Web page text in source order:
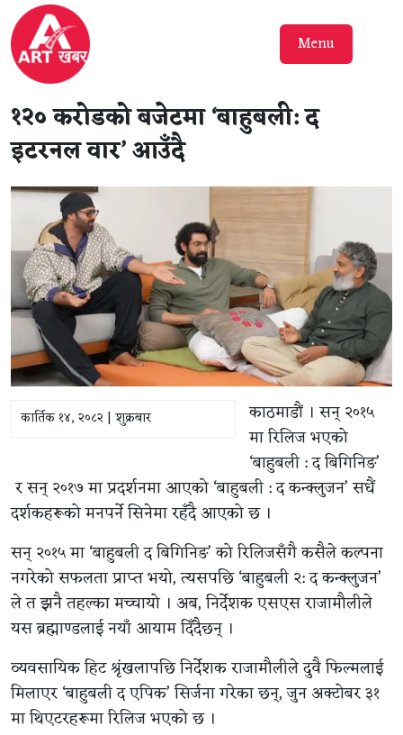
Menu
१२० करोडको बजेटमा ‘बाहुबली: द
इटरनल वार’ आउँदै
कार्तिक १४, २०८२ | शुक्रबार
काठमाडौं । सन् २०१५
मा रिलिज भएको
‘बाहुबली : द बिगिनिङ’
र सन् २०१७ मा प्रदर्शनमा आएको ‘बाहुबली : द कन्क्लुजन’ सधैं
दर्शकहरूको मनपर्ने सिनेमा रहँदै आएको छ ।
सन् २०१५ मा ‘बाहुबली द बिगिनिङ’ को रिलिजसँगै कसैले कल्पना
नगरेको सफलता प्राप्त भयो, त्यसपछि ‘बाहुबली २: द कन्क्लुजन’
ले त झनै तहल्का मच्चायो । अब, निर्देशक एसएस राजामौलीले
यस ब्रह्माण्डलाई नयाँ आयाम दिँदैछन् ।
व्यवसायिक हिट श्रृंखलापछि निर्देशक राजामौलीले दुवै फिल्मलाई
मिलाएर ‘बाहुबली द एपिक’ सिर्जना गरेका छन्, जुन अक्टोबर ३१
मा थिएटरहरूमा रिलिज भएको छ ।